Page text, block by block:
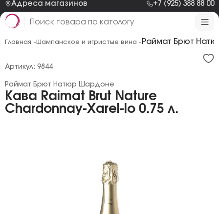
Адреса магазинов +7 (925) 388 88 00
Главная - Шампанское и игристые вина - Раймат Брют
Кава Raimat Brut Nature
Chardonnay-Xarel-lo 0.75 л.
Раймат Брют Натюр Шардоне
Артикул: 9844